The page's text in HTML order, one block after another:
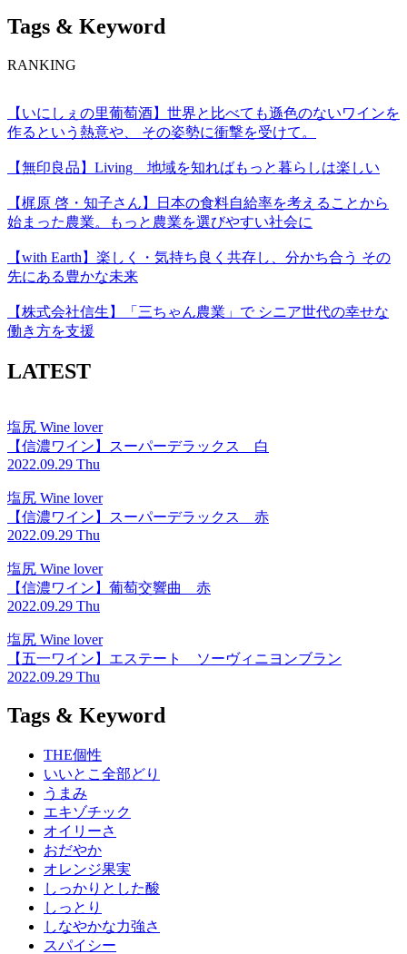
Tags & Keyword
RANKING
【いにしぇの里葡萄酒】世界と比べても遜色のないワインを
作るという熱意や、 その姿勢に衝撃を受けて。
【無印良品】Living 地域を知ればもっと暮らしは楽しい
【梶原 啓・知子さん】日本の食料自給率を考えることから
始まった農業。もっと農業を選びやすい社会に
【with Earth】楽しく・気持ち良く共存し、分かち合う その
先にある豊かな未来
【株式会社信生】「三ちゃん農業」で シニア世代の幸せな
働き方を支援
LATEST
塩尻 Wine lover
【信濃ワイン】スーパーデラックス 白
2022.09.29 Thu
塩尻 Wine lover
【信濃ワイン】スーパーデラックス 赤
2022.09.29 Thu
塩尻 Wine lover
【信濃ワイン】葡萄交響曲 赤
2022.09.29 Thu
塩尻 Wine lover
【五一ワイン】エステート ソーヴィニヨンブラン
2022.09.29 Thu
Tags & Keyword
THE個性
いいとこ全部どり
うまみ
エキゾチック
オイリーさ
おだやか
オレンジ果実
しっかりとした酸
しっとり
しなやかな力強さ
スパイシー